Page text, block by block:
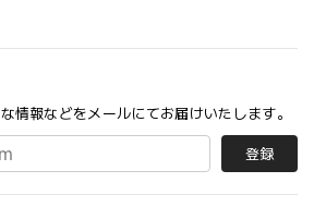
情報などをメールにてお届けいたします。
登録